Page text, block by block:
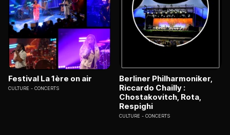
Festival La 1ère on air
CULTURE CONCERTS
Berliner Philharmoniker,
Riccardo Chailly :
Chostakovitch, Rota,
Respighi
CULTURE CONCERTS